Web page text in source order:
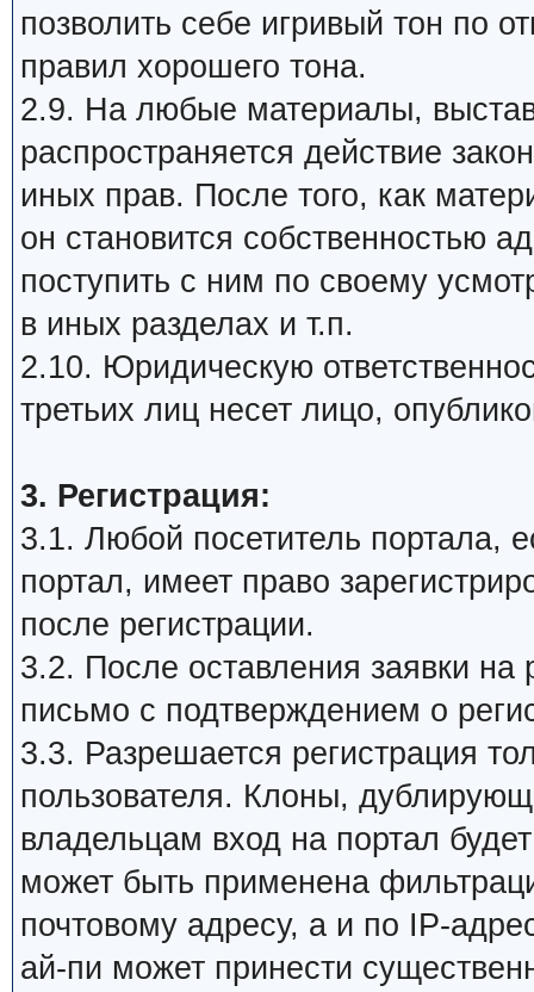
позволить себе игривый тон по
правил хорошего тона.
2.9. На любые материалы,
распространяется действие
иных прав. После того, как
он становится собственностью
поступить с ним по своему
в иных разделах и т.п.
2.10. Юридическую
третьих лиц несет лицо,
3. Регистрация:
3.1. Любой посетитель портала,
портал, имеет право
после регистрации.
3.2. После оставления заявки на
письмо с подтверждением о
3.3. Разрешается регистрация
пользователя. Клоны,
владельцам вход на портал
может быть применена
почтовому адресу, а и по IP-
ай-пи может принести